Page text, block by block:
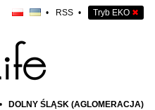
• RSS • Tryb EKO ✖
• DOLNY ŚLĄSK (AGLOMERACJA)